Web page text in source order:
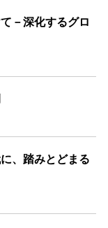
－深化するグロ
、踏みとどまる